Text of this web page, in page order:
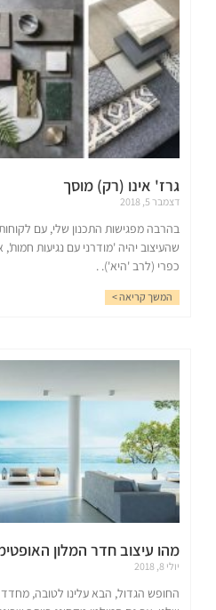
גרז' אינו (רק) מוסך
דצמבר 5, 2018
בהרבה מפגישות התכנון שלי, עם
שהעיצוב יהיה 'מודרני עם נגיעות
כפרי (לרב 'היא'). .
המשך קריאה >
מהו עיצוב חדר המלון
יולי 8, 2018
החופש הגדול, הבא עלינו לטובה, מחדד